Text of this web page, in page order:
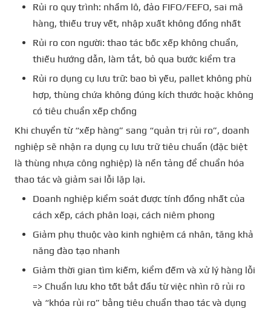
Rủi ro quy trình: nhầm lô, đảo FIFO/FEFO, sai mã
hàng, thiếu truy vết, nhập xuất không đồng nhất
Rủi ro con người: thao tác bốc xếp không chuẩn,
thiếu hướng dẫn, làm tắt, bỏ qua bước kiểm tra
Rủi ro dụng cụ lưu trữ: bao bì yếu, pallet không phù
hợp, thùng chứa không đúng kích thước hoặc không
có tiêu chuẩn xếp chồng
Khi chuyển từ “xếp hàng” sang “quản trị rủi ro”, doanh
nghiệp sẽ nhận ra dụng cụ lưu trữ tiêu chuẩn (đặc biệt
là thùng nhựa công nghiệp) là nền tảng để chuẩn hóa
thao tác và giảm sai lỗi lặp lại.
Doanh nghiệp kiểm soát được tính đồng nhất của
cách xếp, cách phân loại, cách niêm phong
Giảm phụ thuộc vào kinh nghiệm cá nhân, tăng khả
năng đào tạo nhanh
Giảm thời gian tìm kiếm, kiểm đếm và xử lý hàng lỗi
=> Chuẩn lưu kho tốt bắt đầu từ việc nhìn rõ rủi ro
và “khóa rủi ro” bằng tiêu chuẩn thao tác và dụng